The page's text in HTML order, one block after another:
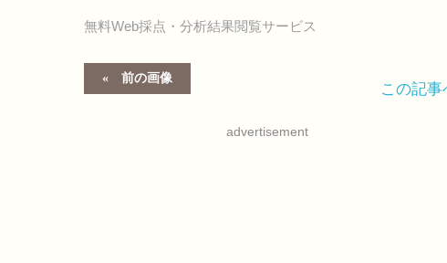
無料Web採点・分析結果閲覧サービス
前の画像
この記事
advertisement